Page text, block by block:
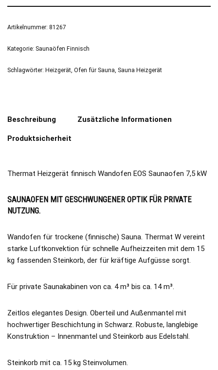
Artikelnummer: 81267
Kategorie: Saunaöfen Finnisch
Schlagwörter: Heizgerät Ofen für Sauna Sauna Heizgerät
Beschreibung Zusätzliche Informationen
Produktsicherheit
Thermat Heizgerät finnisch Wandofen EOS Saunaofen 7,5 kW
SAUNAOFEN MIT GESCHWUNGENER OPTIK FÜR PRIVATE
NUTZUNG.
Wandofen für trockene (finnische) Sauna. Thermat W vereint
starke Luftkonvektion für schnelle Aufheizzeiten mit dem 15
kg fassenden Steinkorb, der für kräftige Aufgüsse sorgt.
Für private Saunakabinen von ca. 4 m³ bis ca. 14 m³.
Zeitlos elegantes Design. Oberteil und Außenmantel mit
hochwertiger Beschichtung in Schwarz. Robuste, langlebige
Konstruktion – Innenmantel und Steinkorb aus Edelstahl.
Steinkorb mit ca. 15 kg Steinvolumen.